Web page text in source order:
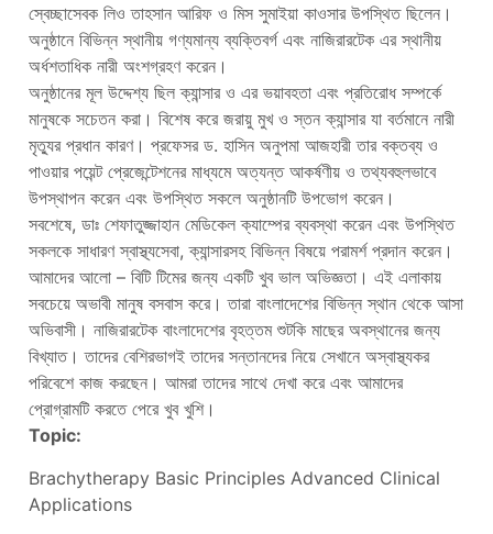
স্বেচ্ছাসেবক লিও তাহসান আরিফ ও মিস সুমাইয়া কাওসার উপস্থিত ছিলেন।
অনুষ্ঠানে বিভিন্ন স্থানীয় গণ্যমান্য ব্যক্তিবর্গ এবং নাজিরারটেক এর স্থানীয়
অর্ধশতাধিক নারী অংশগ্রহণ করেন।
অনুষ্ঠানের মূল উদ্দেশ্য ছিল ক্যান্সার ও এর ভয়াবহতা এবং প্রতিরোধ সম্পর্কে
মানুষকে সচেতন করা। বিশেষ করে জরায়ু মুখ ও স্তন ক্যান্সার যা বর্তমানে নারী
মৃত্যুর প্রধান কারণ। প্রফেসর ড. হাসিন অনুপমা আজহারী তার বক্তব্য ও
পাওয়ার পয়েন্ট প্রেজেন্টেশনের মাধ্যমে অত্যন্ত আকর্ষণীয় ও তথ্যবহুলভাবে
উপস্থাপন করেন এবং উপস্থিত সকলে অনুষ্ঠানটি উপভোগ করেন।
সবশেষে, ডাঃ শেফাতুজ্জাহান মেডিকেল ক্যাম্পের ব্যবস্থা করেন এবং উপস্থিত
সকলকে সাধারণ স্বাস্থ্যসেবা, ক্যান্সারসহ বিভিন্ন বিষয়ে পরামর্শ প্রদান করেন।
আমাদের আলো – বিটি টিমের জন্য একটি খুব ভাল অভিজ্ঞতা। এই এলাকায়
সবচেয়ে অভাবী মানুষ বসবাস করে। তারা বাংলাদেশের বিভিন্ন স্থান থেকে আসা
অভিবাসী। নাজিরারটেক বাংলাদেশের বৃহত্তম শুটকি মাছের অবস্থানের জন্য
বিখ্যাত। তাদের বেশিরভাগই তাদের সন্তানদের নিয়ে সেখানে অস্বাস্থ্যকর
পরিবেশে কাজ করছেন। আমরা তাদের সাথে দেখা করে এবং আমাদের
প্রোগ্রামটি করতে পেরে খুব খুশি।
Topic:
Brachytherapy Basic Principles Advanced Clinical
Applications